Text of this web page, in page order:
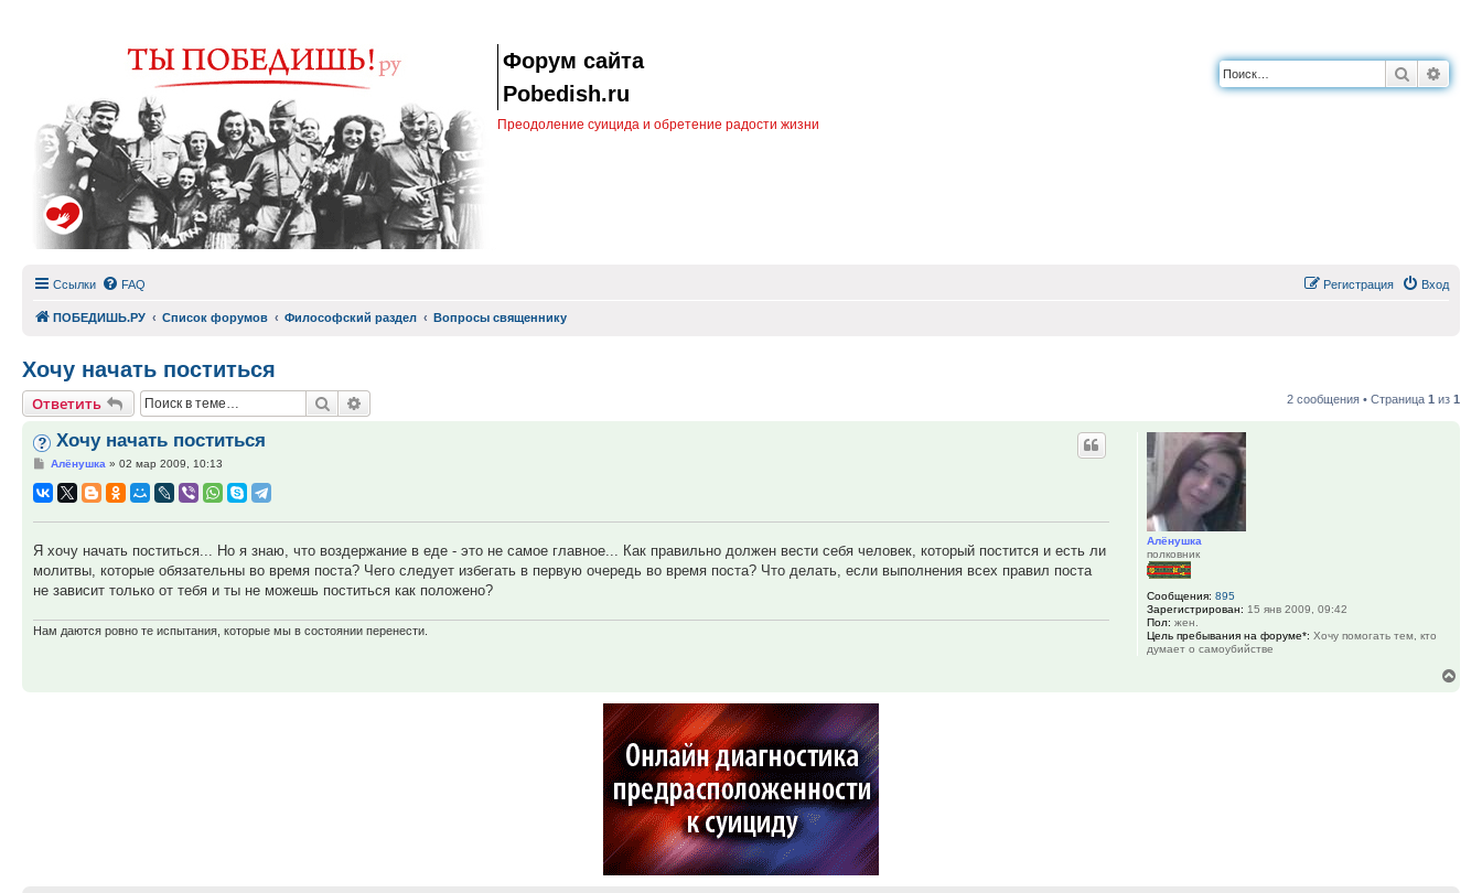
Форум сайта
Pobedish.ru
Преодоление суицида и обретение радости жизни
Поиск
Ссылки FAQ Вход
Регистрация
ПОБЕДИШЬ.РУ Список форумов Философский раздел Вопросы священнику
Хочу начать поститься
Ответить Поиск 2 сообщения • Страница 1 из 1
Алёнушка
полковник
Сообщения: 895
Зарегистрирован: 15 янв 2009, 09:42
Пол: жен.
Цель пребывания на форуме*: Хочу помогать тем, кто
думает о самоубийстве
Хочу начать поститься
Сообщение
Алёнушка » 02 мар 2009, 10:13
Я хочу начать поститься... Но я знаю, что воздержание в еде - это не самое главное... Как правильно должен вести себя человек, который постится и есть ли
молитвы, которые обязательны во время поста? Чего следует избегать в первую очередь во время поста? Что делать, если выполнения всех правил поста
не зависит только от тебя и ты не можешь поститься как положено?
Нам даются ровно те испытания, которые мы в состоянии перенести.